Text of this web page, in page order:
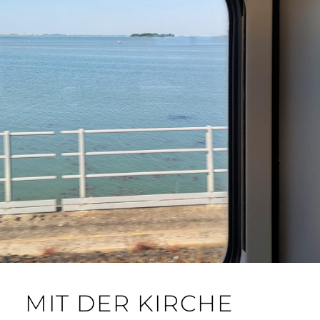
MIT DER KIRCHE